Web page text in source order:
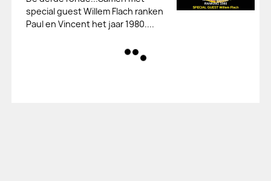
special guest Willem Flach ranken
Paul en Vincent het jaar 1980....